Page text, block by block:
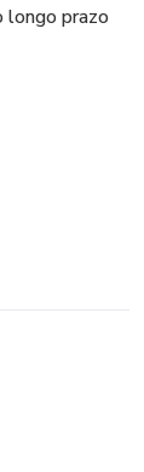
longo prazo